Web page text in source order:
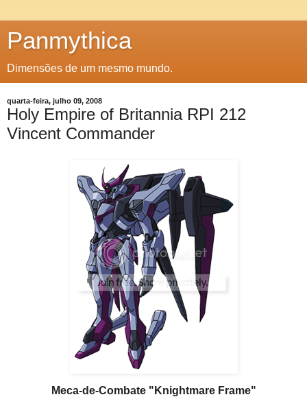
Panmythica
Dimensões de um mesmo mundo.
quarta-feira, julho 09, 2008
Holy Empire of Britannia RPI 212
Vincent Commander
Meca-de-Combate "Knightmare Frame"